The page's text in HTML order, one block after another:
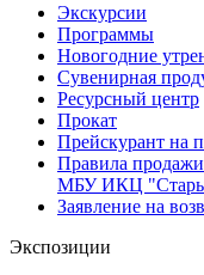
Экскурсии
Программы
Новогодние
Сувенирная
Ресурсный центр
Прокат
Прейскурант на
Правила продажи
МБУ ИКЦ
Заявление на
Экспозиции